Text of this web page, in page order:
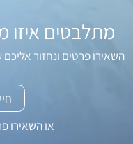
מתלבטים איזו